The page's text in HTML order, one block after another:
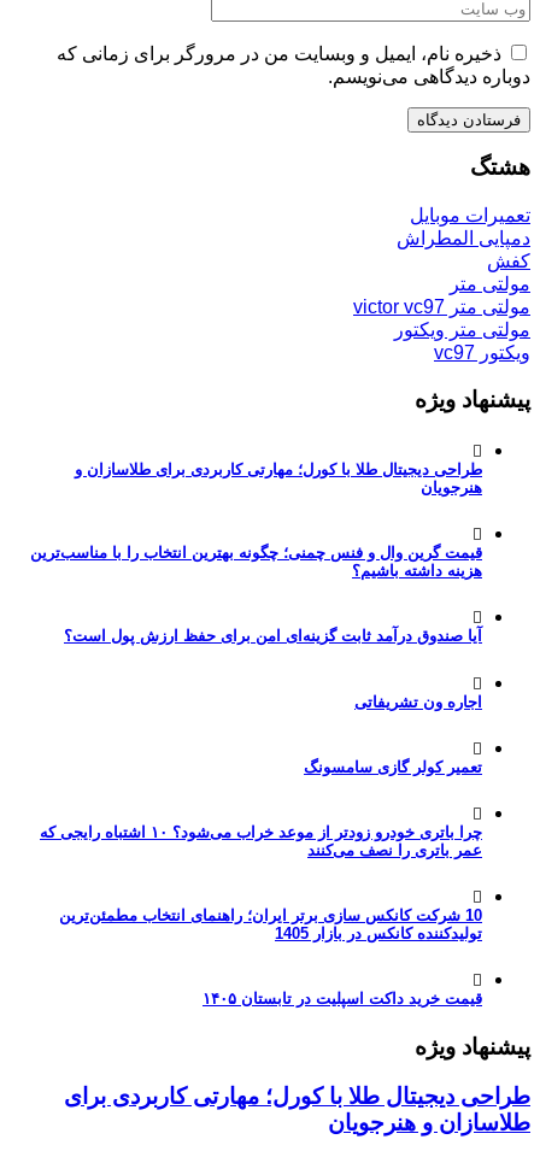
ذخیره نام، ایمیل و وبسایت من در مرورگر برای زمانی که
دوباره دیدگاهی می‌نویسم.
هشتگ
تعمیرات موبایل
دمپایی المطراش
کفش
مولتی متر
مولتی متر victor vc97
مولتی متر ویکتور
ویکتور vc97
پیشنهاد ویژه
طراحی دیجیتال طلا با کورل؛ مهارتی کاربردی برای طلاسازان و
هنرجویان
قیمت گرین وال و فنس چمنی؛ چگونه بهترین انتخاب را با مناسب‌ترین
هزینه داشته باشیم؟
آیا صندوق درآمد ثابت گزینه‌ای امن برای حفظ ارزش پول است؟
اجاره ون تشریفاتی
تعمیر کولر گازی سامسونگ
چرا باتری خودرو زودتر از موعد خراب می‌شود؟ ۱۰ اشتباه رایجی که
عمر باتری را نصف می‌کنند
10 شرکت کانکس سازی برتر ایران؛ راهنمای انتخاب مطمئن‌ترین
تولیدکننده کانکس در بازار 1405
قیمت خرید داکت اسپلیت در تابستان ۱۴۰۵
پیشنهاد ویژه
طراحی دیجیتال طلا با کورل؛ مهارتی کاربردی برای
طلاسازان و هنرجویان